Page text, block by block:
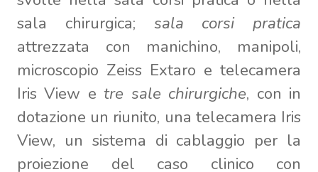
sala chirurgica; sala corsi pratica
attrezzata con manichino, manipoli,
microscopio Zeiss Extaro e telecamera
Iris View etre sale chirurgiche, con in
dotazione un riunito, una telecamera Iris
View, un sistema di cablaggio per la
proiezione del caso clinico con